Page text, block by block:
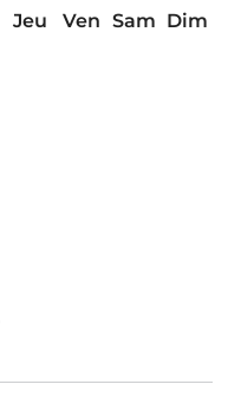
Jeu Ven Sam Dim